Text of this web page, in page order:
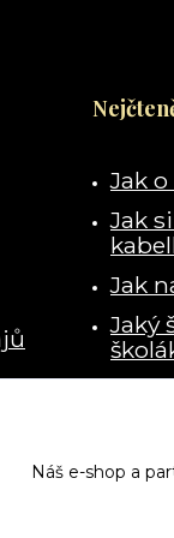
Jak
Jak
Jak
Jaký
Náš e-shop a